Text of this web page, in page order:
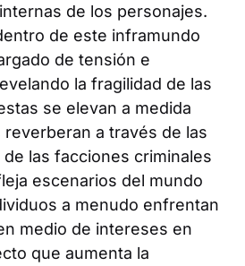
de los personajes.
de este inframundo
de tensión e
la fragilidad de las
se elevan a medida
a través de las
las facciones criminales
escenarios del mundo
a menudo enfrentan
medio de intereses en
que aumenta la